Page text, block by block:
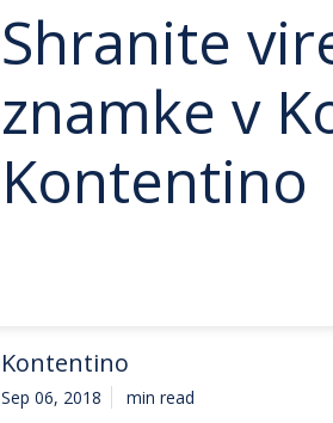
Shranite
znamke v
Kontentino
Kontentino
Sep 06, 2018 min read